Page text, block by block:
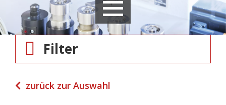
Filter
zurück zur Auswahl